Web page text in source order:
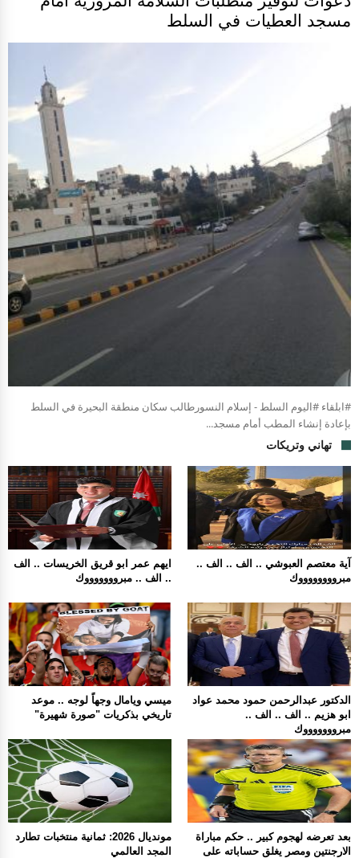
مسجد العطيات في السلط
#ابلقاء #اليوم السلط - إسلام النسورطالب سكان منطقة البحيرة في السلط
بإعادة إنشاء المطب أمام مسجد...
تهاني وتريكات
ايهم عمر ابو قريق الخريسات .. الف
.. الف .. مبروووووووك
آية معتصم العبوشي .. الف .. الف ..
مبرووووووووك
ميسي ويامال وجهاً لوجه .. موعد
تاريخي بذكريات "صورة شهيرة"
الدكتور عبدالرحمن حمود محمد عواد
ابو هزيم .. الف .. الف ..
مبروووووووك
مونديال 2026: ثمانية منتخبات تطارد
المجد العالمي
بعد تعرضه لهجوم كبير .. حكم مباراة
الارجنتين ومصر يغلق حساباته على